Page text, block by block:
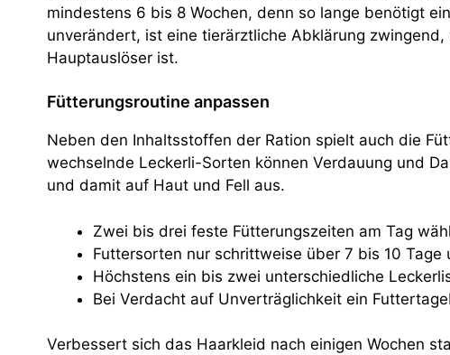
mindestens 6 bis 8 Wochen, denn so lange benötigt
unverändert, ist eine tierärztliche Abklärung
Hauptauslöser ist.
Fütterungsroutine anpassen
Neben den Inhaltsstoffen der Ration spielt auch die
wechselnde Leckerli-Sorten können Verdauung und
und damit auf Haut und Fell aus.
Zwei bis drei feste Fütterungszeiten am Tag
Futtersorten nur schrittweise über 7 bis 10 Tage
Höchstens ein bis zwei unterschiedliche
Bei Verdacht auf Unverträglichkeit ein
Verbessert sich das Haarkleid nach einigen Wochen